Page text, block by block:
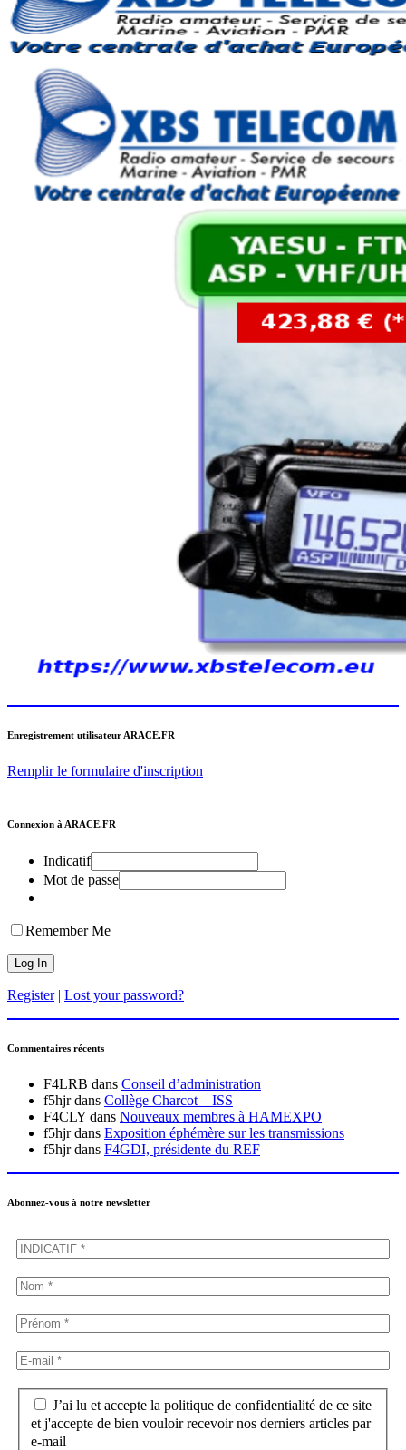
Enregistrement utilisateur ARACE.FR
Remplir le formulaire d'inscription
Connexion à ARACE.FR
Indicatif
Mot de passe
Remember Me
Register| Lost your password?
Commentaires récents
F4LRB dans Conseil d’administration
f5hjrdans Collège Charcot – ISS
F4CLY dans Nouveaux membres à HAMEXPO
f5hjrdans Exposition éphémère sur les transmissions
f5hjrdans F4GDI, présidente du REF
Abonnez-vous à notre newsletter
J’ai lu et accepte la politique de confidentialité de ce site
et j'accepte de bien vouloir recevoir nos derniers articles par
e-mail